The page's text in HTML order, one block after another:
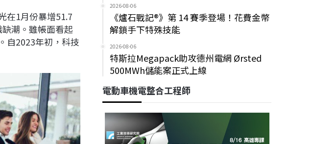
在1月份暴增51.7
潮。雖帳面看起
自2023年初，科技
2026-08-06
《爐石戰記®》第 14 賽季登場！花費金幣
解鎖手下特殊技能
2026-08-06
特斯拉Megapack助攻德州電網 Ørsted
500MWh儲能案正式上線
電動車機電整合工程師